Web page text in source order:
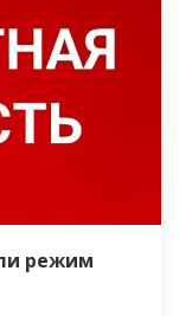
режим